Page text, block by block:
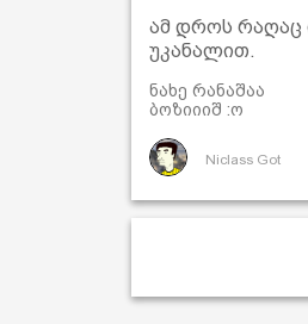
ამ დროს რაღაც
უკანალით.
ნახე რანაშაა
ბოზიიიშ :ო
Niclass Got